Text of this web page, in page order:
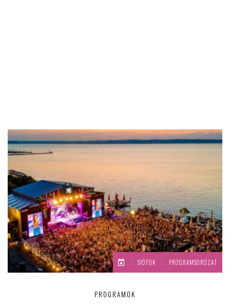
/ SIÓFOK / PROGRAMSOROZAT
PROGRAMOK